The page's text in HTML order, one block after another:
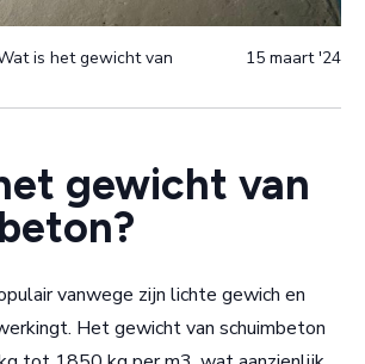
is het gewicht van 15 maart '24
gewicht van
vanwege zijn lichte gewich en
Het gewicht van schuimbeton